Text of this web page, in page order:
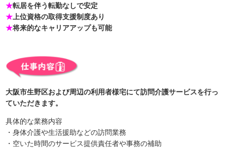
★転居を伴う転勤なしで安定
★ 上位資格の取得支援制度あり
★将来的なキャリアアップも可能
大阪市生野区および周辺の利用者様宅にて訪問介護サービスを行っ
ていただきます。
具体的な業務内容
・身体介護や生活援助などの訪問業務
・空いた時間のサービス提供責任者や事務の補助